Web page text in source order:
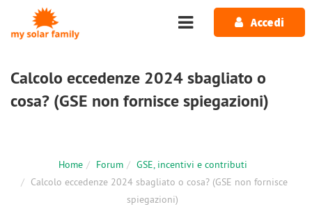
Salta al contenuto principale
Accedi
Calcolo eccedenze 2024 sbagliato o
cosa? (GSE non fornisce spiegazioni)
Home Forum
GSE, incentivi e contributi
Calcolo eccedenze 2024 sbagliato o cosa? (GSE non fornisce
spiegazioni)